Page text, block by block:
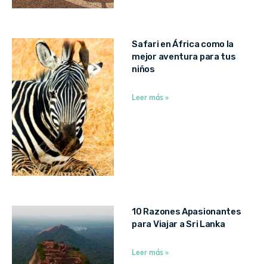
Safari en África como la
mejor aventura para tus
niños
Leer más »
10 Razones Apasionantes
para Viajar a Sri Lanka
Leer más »